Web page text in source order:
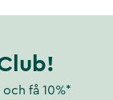
få 10%*